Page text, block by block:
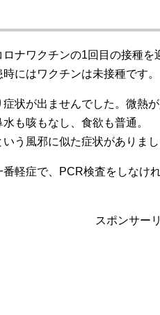
ナワクチンの1回目の接種
にはワクチンは未接種です。
状が出ませんでした。微熱
も咳もなし、食欲も普通。
う風邪に似た症状がありまし
軽症で、PCR検査をしなけ
スポンサー